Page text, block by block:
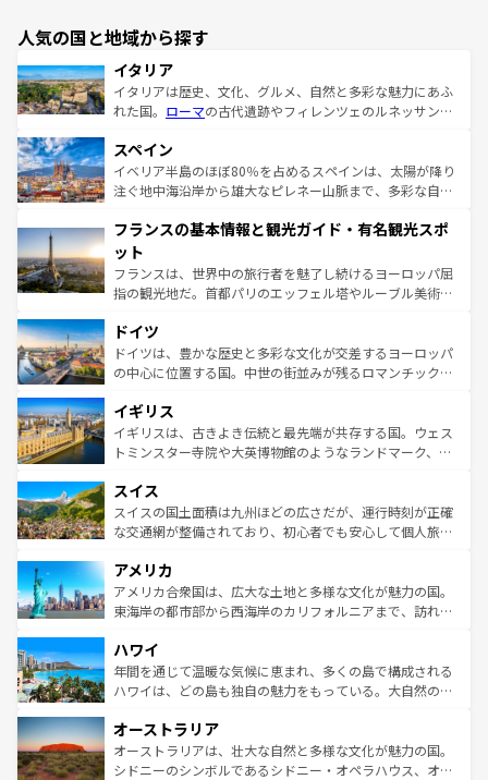
人気の国と地域から探す
イタリア
イタリアは歴史、文化、グルメ、自然と多彩な魅力にあふ
れた国。 ローマの古代遺跡やフィレンツェのルネッサンス
ろん、トスカーナの美しい田園風景やアマルフィ海岸の絶
景など、自然景観も見逃せない。観光の合間には、本場の
ピザやパスタなど、絶品のイタリア料理を堪能することも
ませてくれるイタリアで、忘れられない旅をしてみよう！
なお、新着のイタリア情報は
しい。
スペイン
イベリア半島のほぼ80％を占めるスペインは、太陽が降り
注ぐ地中海沿岸から雄大なピレネー山脈まで、多彩な自然
文化が根付くこの国では、情熱的なフラメンコ、熱気あふ
れる闘牛、そして美味しいタパスが生活の一部となってい
る。首都マドリードの洗練された雰囲気や、バルセロナの
アートに溢れた街角から、地方では古代ローマ遺跡や中世
せる。地方によって風土や気候が異なるスペインはその個
性で訪れる人を魅了する。 なお、新着のスペイン情報は コ
ンテンツ一覧を参照してほしい。
フランスの基本情報と観光ガイド・有名観光スポ
ット
フランスは、世界中の旅行者を魅了し続けるヨーロッパ屈
指の観光地だ。首都パリのエッフェル塔やルーブル美術館
で、幅広い魅力が詰まっている。華麗な宮殿、歴史的な大
聖堂、美しいビーチ、そして豊かな自然が、訪れる者を心
から魅了する。また、フランスは美食の国としても知ら
いる。シャンパンの発祥地であるランス、プロヴァンスの
香り高いラベンダー畑など、多彩な楽しみ方が可能だ。さ
らに、パリ以外の地域にも魅力が溢れており、どの街角に
れる地方に足を運ぶとそれぞれで全く異なる文化を体験で
きるだろう。 なお、新着のフランス情報はコンテンツ一覧
を参照してほしい。
ドイツ
ドイツは、豊かな歴史と多彩な文化が交差するヨーロッパ
の中心に位置する国。中世の街並みが残るロマンチック街
顔を持つこの国は、どこを歩いても飽きることがない。ベ
ルリンの文化的活気、バイエルン州のアルプスの絶景、そ
してライン川沿いのワイン畑といった風景は必見。ビール
は、お酒好きな人にはぜひ体験してほしい。 なお、新着の
ドイツ情報はコンテンツ一覧を参照してほしい。
イギリス
イギリスは、古きよき伝統と最先端が共存する国。ウェス
トミンスター寺院や大英博物館のようなランドマーク、歴
リアごとに異なる魅力がある。また、優雅なアフタヌーン
ティー、ビール好きにはたまらない英国パブ、サッカー観
戦など、本場だからこそできる体験も豊富。イギリスを旅
ンツ一覧を参照してほしい。
スイス
スイスの国土面積は九州ほどの広さだが、運行時刻が正確
な交通網が整備されており、初心者でも安心して個人旅行
の建物がそのまま残る町や、スイスならではのユニークな
博物館もあり、アルプス観光だけでなく町歩きも満喫する
ことができる。国民の所得が高いため物価も高いが、旅行
ば市内交通費無料で観光を楽しむこともできる。 なお、新
着のスイス情報はコンテンツ一覧 を参照してほしい。
アメリカ
アメリカ合衆国は、広大な土地と多様な文化が魅力の国。
東海岸の都市部から西海岸のカリフォルニアまで、訪れる
のような巨大都市は、観光、ショッピング、エンターテイ
ンメントが詰まった刺激的なスポットだ。一方、アメリカ
西部には大自然が広がり、グランドキャニオンやイエロー
部のニューオーリンズでは、音楽と美食が融合した独特の
文化が魅力。旅行者はアメリカの各地域で異なる魅力を楽
しみながら、その多様性と豊かな歴史を感じることができ
ハワイ
年間を通じて温暖な気候に恵まれ、多くの島で構成される
ハワイは、どの島も独自の魅力をもっている。大自然の神
ワイ島は見逃せない。また、定番の観光地といえばオアフ
島だが、静かな自然を求めるならマウイ島やカウアイ島が
おすすめ。エメラルドグリーンに輝く海をはじめ、豊かな
オーストラリア
オーストラリアは、壮大な自然と多様な文化が魅力の国。
シドニーのシンボルであるシドニー・オペラハウス、オー